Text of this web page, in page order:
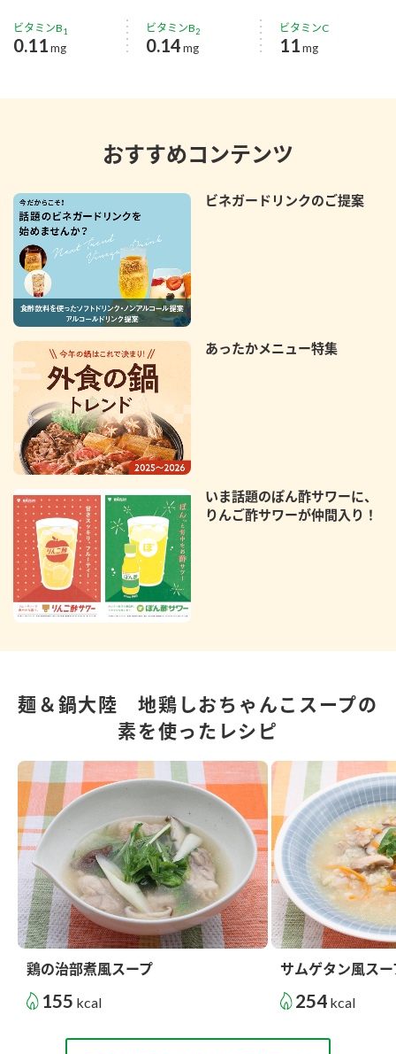
ビタミンB1
0.11mg
ビタミンB2
0.14 mg
ビタミンC
11mg
おすすめコンテンツ
ビネガードリンクのご提案
あったかメニュー特集
いま話題のぽん酢サワーに、
りんご酢サワーが仲間入り！
麺＆鍋大陸 地鶏しおちゃんこスープの
素を使ったレシピ
鶏の治部煮風スープ
155 kcal
サムゲタン風スー
254 kcal